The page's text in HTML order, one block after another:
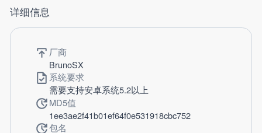
详细信息
厂商
BrunoSX
系统要求
需要支持安卓系统5.2以上
MD5值
1ee3ae2f41b01ef64f0e531918cbc752
包名